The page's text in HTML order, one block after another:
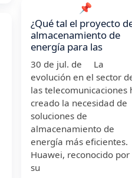
📌
¿Qué tal el proyecto
almacenamiento de
energía para las
30 de jul. de La
evolución en el sector
las telecomunicaciones
creado la necesidad de
soluciones de
almacenamiento de
energía más eficientes.
Huawei, reconocido por
su